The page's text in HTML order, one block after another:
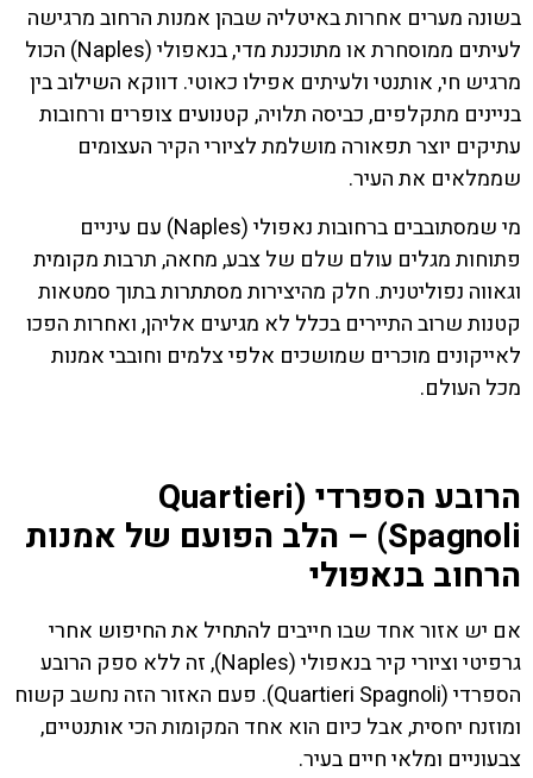
בשונה מערים אחרות באיטליה שבהן אמנות הרחוב מרגישה
לעיתים ממוסחרת או מתוכננת מדי, בנאפולי (Naples) הכול
מרגיש חי, אותנטי ולעיתים אפילו כאוטי. דווקא השילוב בין
בניינים מתקלפים, כביסה תלויה, קטנועים צופרים ורחובות
עתיקים יוצר תפאורה מושלמת לציורי הקיר העצומים
שממלאים את העיר.
מי שמסתובבים ברחובות נאפולי (Naples) עם עיניים
פתוחות מגלים עולם שלם של צבע, מחאה, תרבות מקומית
וגאווה נפוליטנית. חלק מהיצירות מסתתרות בתוך סמטאות
קטנות שרוב התיירים בכלל לא מגיעים אליהן, ואחרות הפכו
לאייקונים מוכרים שמושכים אלפי צלמים וחובבי אמנות
מכל העולם.
הרובע הספרדי (Quartieri
Spagnoli) – הלב הפועם של אמנות
הרחוב בנאפולי
אם יש אזור אחד שבו חייבים להתחיל את החיפוש אחרי
גרפיטי וציורי קיר בנאפולי (Naples), זה ללא ספק הרובע
הספרדי (Quartieri Spagnoli). פעם האזור הזה נחשב קשוח
ומוזנח יחסית, אבל כיום הוא אחד המקומות הכי אותנטיים,
צבעוניים ומלאי חיים בעיר.